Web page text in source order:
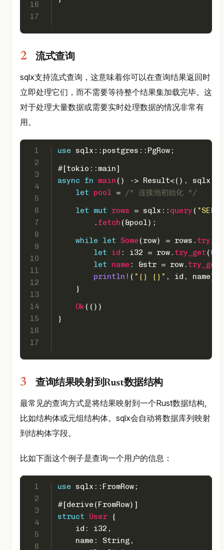
16
17
流式查询
sqlx支持流式查询，这意味着你可以在查询结果返回时
立即处理它们，而不需要等待整个结果集加载完毕。这
对于处理大量数据或需要实时处理数据的情况非常有
用。
1
2
3
4
5
6
7
8
9
10
11
12
13
14
15
16
17
use sqlx::postgres::PgRow;
#[tokio::main]
async
fn main () -> Result<(),
let
pool =
/* 连接池初始化 */
let
mut rows = sqlx:: query (
        .
fetch (&pool);
while
let Some (row) = rows.
let
id : i32 = row. try_get (0
let
name : &str = row. try_get
println! ( "{} {}" , id, name);
    }
Ok (())
}
查询结果映射到Rust数据结构
最常见的查询方式是将结果映射到一个Rust数据结构,
比如结构体或元组结构体。sqlx会自动将数据库列映射
到结构体字段。
比如下面这个例子是查询一个用户的信息：
1
2
3
4
5
6
use sqlx::FromRow;
#[derive(FromRow)]
struct
User {
    id:
i32 ,
    name:
String ,